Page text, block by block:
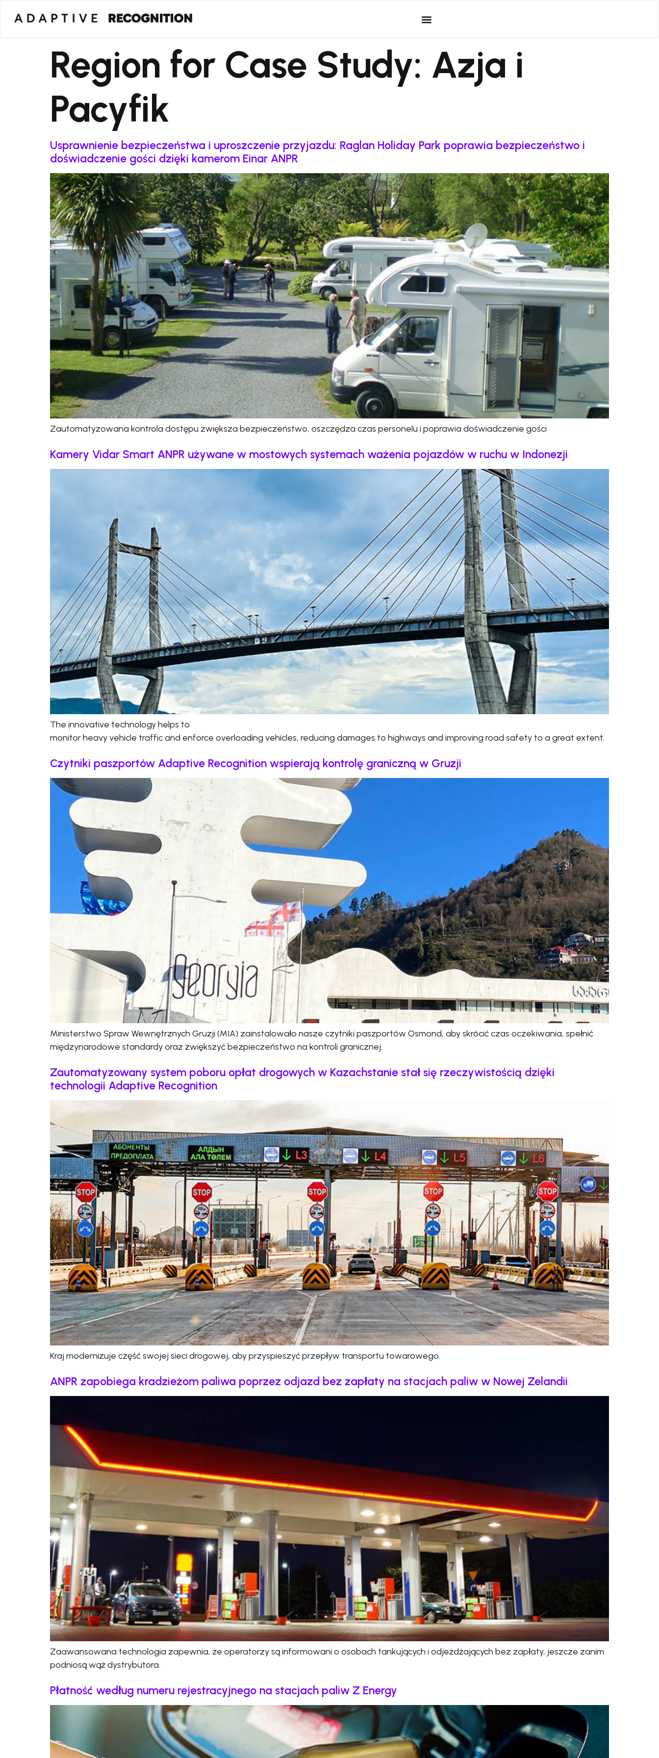
Region for Case Study: Azja i
Pacyfik
Usprawnienie bezpieczeństwa i uproszczenie przyjazdu: Raglan Holiday Park poprawia bezpieczeństwo i
doświadczenie gości dzięki kamerom Einar ANPR
Zautomatyzowana kontrola dostępu zwiększa bezpieczeństwo, oszczędza czas personelu i poprawia doświadczenie gości
Kamery Vidar Smart ANPR używane w mostowych systemach ważenia pojazdów w ruchu w Indonezji
The innovative technology helps to
monitor heavy vehicle traffic and enforce overloading vehicles, reducing damages to highways and improving road safety to a great extent.
Czytniki paszportów Adaptive Recognition wspierają kontrolę graniczną w Gruzji
Ministerstwo Spraw Wewnętrznych Gruzji (MIA) zainstalowało nasze czytniki paszportów Osmond, aby skrócić czas oczekiwania, spełnić
międzynarodowe standardy oraz zwiększyć bezpieczeństwo na kontroli granicznej.
Zautomatyzowany system poboru opłat drogowych w Kazachstanie stał się rzeczywistością dzięki
technologii Adaptive Recognition
Kraj modernizuje część swojej sieci drogowej, aby przyspieszyć przepływ transportu towarowego.
ANPR zapobiega kradzieżom paliwa poprzez odjazd bez zapłaty na stacjach paliw w Nowej Zelandii
Zaawansowana technologia zapewnia, że operatorzy są informowani o osobach tankujących i odjeżdżających bez zapłaty, jeszcze zanim
podniosą wąż dystrybutora.
Płatność według numeru rejestracyjnego na stacjach paliw Z Energy